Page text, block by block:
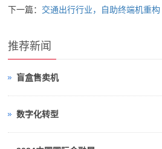
下一篇： 交通出行行业，自助终端机重构
推荐新闻
盲盒售卖机
数字化转型